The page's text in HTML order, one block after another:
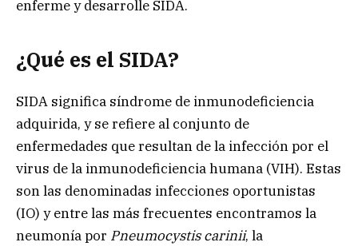
enferme y desarrolle SIDA.
¿Qué es el SIDA?
SIDA significa síndrome de inmunodeficiencia
adquirida, y se refiere al conjunto de
enfermedades que resultan de la infección por el
virus de la inmunodeficiencia humana (VIH). Estas
son las denominadas infecciones oportunistas
(IO) y entre las más frecuentes encontramos la
neumonía por Pneumocystis carinii, la